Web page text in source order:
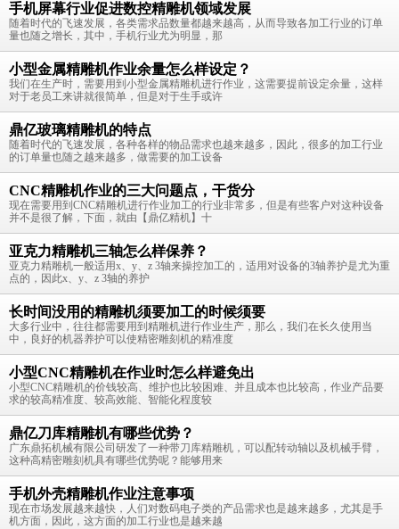
手机屏幕行业促进数控精雕机领域发展
随着时代的飞速发展，各类需求品数量都越来越高，从而导致各加工行业的订单
量也随之增长，其中，手机行业尤为明显，那
小型金属精雕机作业余量怎么样设定？
我们在生产时，需要用到小型金属精雕机进行作业，这需要提前设定余量，这样
对于老员工来讲就很简单，但是对于生手或许
鼎亿玻璃精雕机的特点
随着时代的飞速发展，各种各样的物品需求也越来越多，因此，很多的加工行业
的订单量也随之越来越多，做需要的加工设备
CNC精雕机作业的三大问题点，干货分
现在需要用到CNC精雕机进行作业加工的行业非常多，但是有些客户对这种设备
并不是很了解，下面，就由【鼎亿精机】十
亚克力精雕机三轴怎么样保养？
亚克力精雕机一般适用x、y、z 3轴来操控加工的，适用对设备的3轴养护是尤为重
点的，因此x、y、z 3轴的养护
长时间没用的精雕机须要加工的时候须要
大多行业中，往往都需要用到精雕机进行作业生产，那么，我们在长久使用当
中，良好的机器养护可以使精密雕刻机的精准度
小型CNC精雕机在作业时怎么样避免出
小型CNC精雕机的价钱较高、维护也比较困难、并且成本也比较高，作业产品要
求的较高精准度、较高效能、智能化程度较
鼎亿刀库精雕机有哪些优势？
广东鼎拓机械有限公司研发了一种带刀库精雕机，可以配转动轴以及机械手臂，
这种高精密雕刻机具有哪些优势呢？能够用来
手机外壳精雕机作业注意事项
现在市场发展越来越快，人们对数码电子类的产品需求也是越来越多，尤其是手
机方面，因此，这方面的加工行业也是越来越